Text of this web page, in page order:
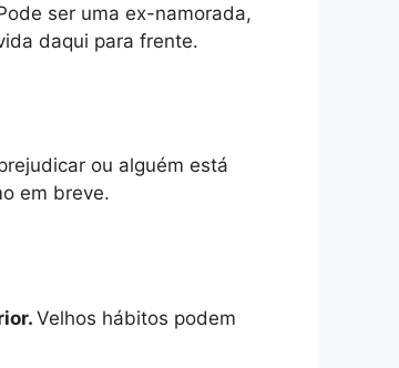
ser uma ex-namorada,
daqui para frente.
ou alguém está
em breve.
Velhos hábitos podem